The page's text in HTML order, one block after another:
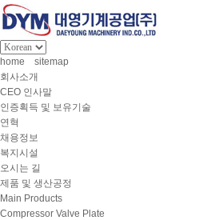
home
sitemap
회사소개
CEO 인사말
인증획득 및 보유기술
연혁
채용정보
복지시설
오시는 길
제품 및 생산공정
Main Products
Compressor Valve Plate